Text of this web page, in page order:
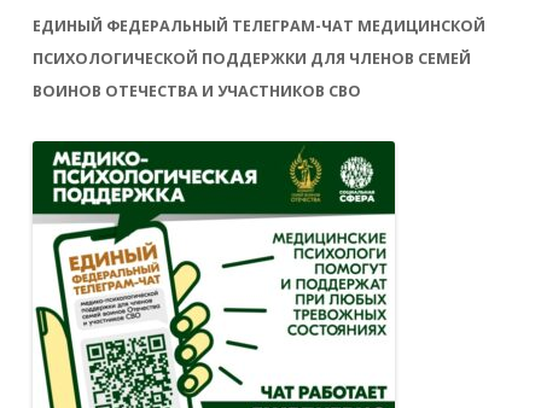
ЕДИНЫЙ ФЕДЕРАЛЬНЫЙ ТЕЛЕГРАМ-ЧАТ МЕДИЦИНСКОЙ
ПСИХОЛОГИЧЕСКОЙ ПОДДЕРЖКИ ДЛЯ ЧЛЕНОВ СЕМЕЙ
ВОИНОВ ОТЕЧЕСТВА И УЧАСТНИКОВ СВО